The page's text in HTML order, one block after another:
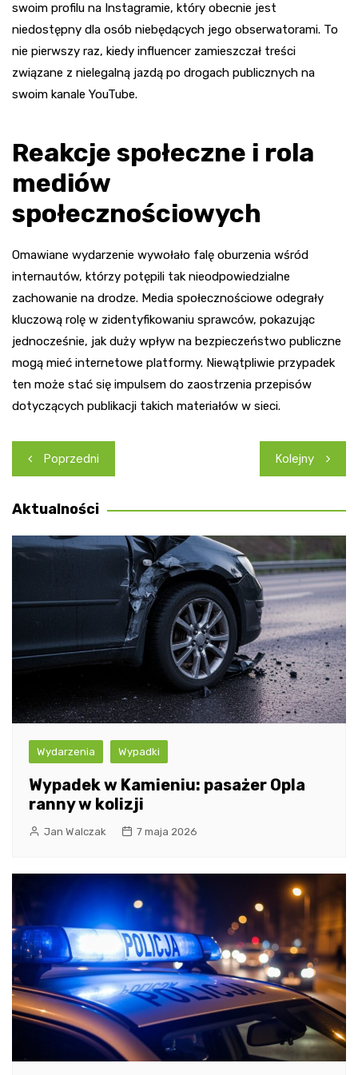
swoim profilu na Instagramie, który obecnie jest
niedostępny dla osób niebędących jego obserwatorami. To
nie pierwszy raz, kiedy influencer zamieszczał treści
związane z nielegalną jazdą po drogach publicznych na
swoim kanale YouTube.
Reakcje społeczne i rola
mediów
społecznościowych
Omawiane wydarzenie wywołało falę oburzenia wśród
internautów, którzy potępili tak nieodpowiedzialne
zachowanie na drodze. Media społecznościowe odegrały
kluczową rolę w zidentyfikowaniu sprawców, pokazując
jednocześnie, jak duży wpływ na bezpieczeństwo publiczne
mogą mieć internetowe platformy. Niewątpliwie przypadek
ten może stać się impulsem do zaostrzenia przepisów
dotyczących publikacji takich materiałów w sieci.
Nawigacja
wpisu
Poprzedni Kolejny
Aktualności
Wydarzenia Wypadki
Wypadek w Kamieniu: pasażer Opla
ranny w kolizji
Jan Walczak 7 maja 2026